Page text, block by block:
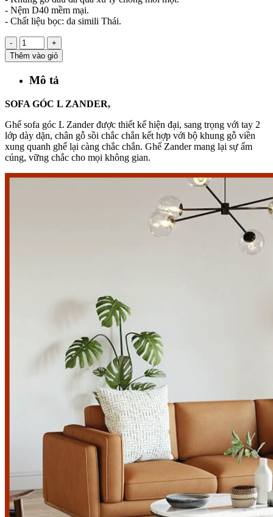
- Nệm D40 mềm mại.
- Chất liệu bọc: da simili Thái.
-
+
Thêm vào giỏ
Mô tả
SOFA GÓC L ZANDER,
Ghế sofa góc L Zander được thiết kế hiện đại, sang trọng với tay 2
lớp dày dặn, chân gỗ sồi chắc chắn kết hợp với bộ khung gỗ viền
xung quanh ghế lại càng chắc chắn. Ghế Zander mang lại sự ấm
cúng, vững chắc cho mọi không gian.